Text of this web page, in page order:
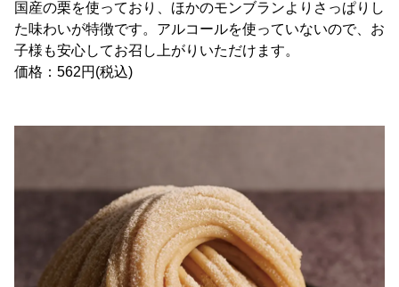
国産の栗を使っており、ほかのモンブランよりさっぱりし
た味わいが特徴です。アルコールを使っていないので、お
子様も安心してお召し上がりいただけます。
価格：562円(税込)